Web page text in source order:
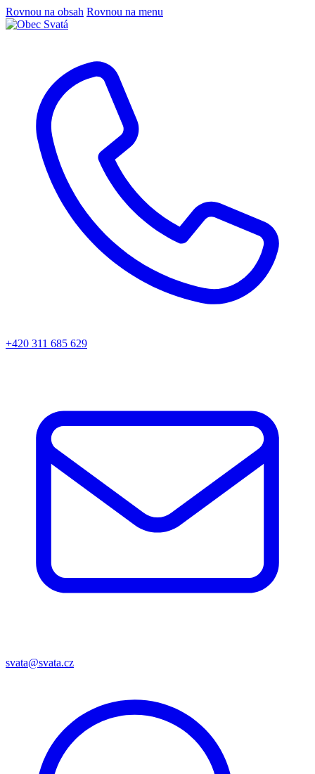
Rovnou na obsah Rovnou na menu
+420 311 685 629
svata@svata.cz